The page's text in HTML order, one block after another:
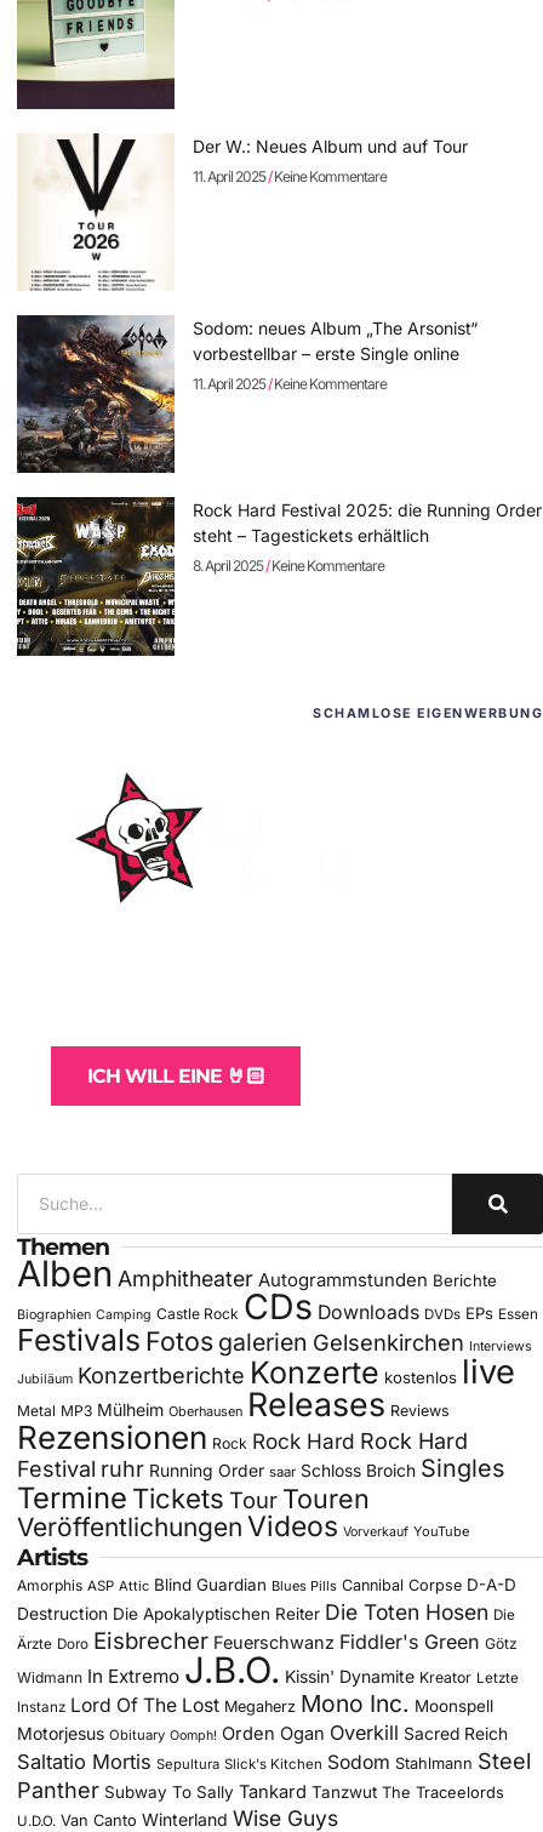
Der W.: Neues Album und auf Tour
11. April 2025 Keine Kommentare
Sodom: neues Album „The Arsonist“
vorbestellbar – erste Single online
11. April 2025 Keine Kommentare
Rock Hard Festival 2025: die Running Order
steht – Tagestickets erhältlich
8. April 2025 Keine Kommentare
SCHAMLOSE EIGENWERBUNG
ICH WILL EINE 🤘🏻
Themen
Alben Amphitheater Autogrammstunden Berichte
Biographien Camping Castle Rock CDs Downloads DVDs EPs Essen
Festivals Fotos galerien Gelsenkirchen Interviews
Jubiläum Konzertberichte Konzerte kostenlos live
Metal MP3 Mülheim Oberhausen Releases Reviews
Rezensionen Rock Rock Hard Rock Hard
Festival ruhr Running Order saar Schloss Broich Singles
Termine Tickets Tour Touren
Veröffentlichungen Videos Vorverkauf YouTube
Artists
Amorphis ASP Attic Blind Guardian Blues Pills Cannibal Corpse D-A-D
Destruction Die Apokalyptischen Reiter Die Toten Hosen Die
Ärzte Doro Eisbrecher Feuerschwanz Fiddler's Green Götz
Widmann In Extremo J.B.O. Kissin' Dynamite Kreator Letzte
Instanz Lord Of The Lost Megaherz Mono Inc. Moonspell
Motorjesus Obituary Oomph! Orden Ogan Overkill Sacred Reich
Saltatio Mortis Sepultura Slick's Kitchen Sodom Stahlmann Steel
Panther Subway To Sally Tankard Tanzwut The Traceelords
U.D.O. Van Canto Winterland Wise Guys